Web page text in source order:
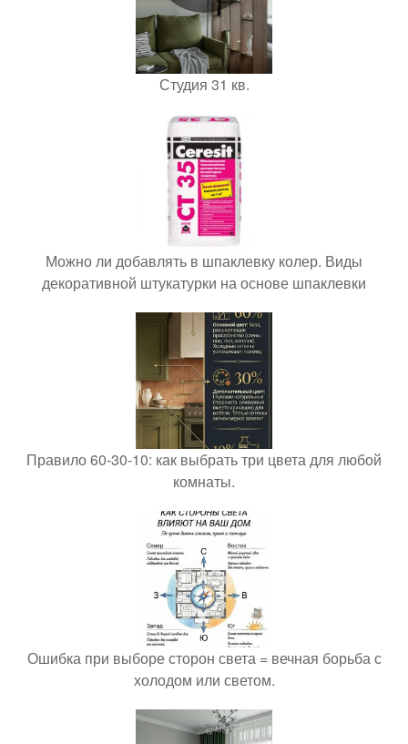
Студия 31 кв.
Можно ли добавлять в шпаклевку колер. Виды
декоративной штукатурки на основе шпаклевки
Правило 60-30-10: как выбрать три цвета для любой
комнаты.
Ошибка при выборе сторон света = вечная борьба с
холодом или светом.